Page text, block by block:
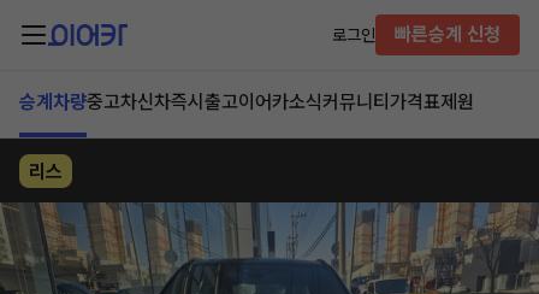
로그인 빠른승계 신청
승계차량중고차신차즉시출고이어카소식커뮤니티 가격표제원
리스